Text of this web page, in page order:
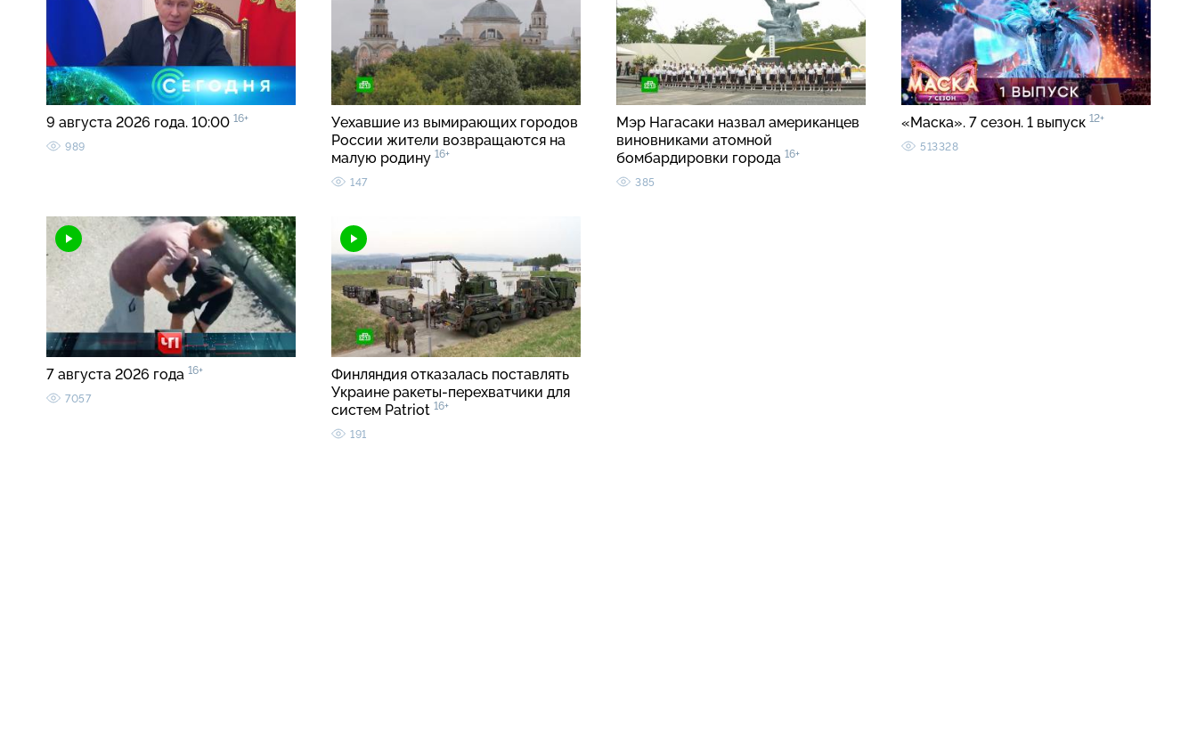
9 августа 2026 года. 10:00 16+
989
Уехавшие из вымирающих городов
России жители возвращаются на
малую родину 16+
147
Мэр Нагасаки назвал американцев
виновниками атомной
бомбардировки города 16+
385
«Маска». 7 сезон. 1 выпуск 12+
513328
7 августа 2026 года 16+
7057
Финляндия отказалась поставлять
Украине ракеты-перехватчики для
систем Patriot 16+
191